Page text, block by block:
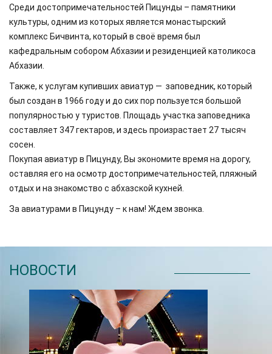
Среди достопримечательностей Пицунды – памятники
культуры, одним из которых является монастырский
комплекс Бичвинта, который в своё время был
кафедральным собором Абхазии и резиденцией католикоса
Абхазии.
Также, к услугам купивших авиатур — заповедник, который
был создан в 1966 году и до сих пор пользуется большой
популярностью у туристов. Площадь участка заповедника
составляет 347 гектаров, и здесь произрастает 27 тысяч
сосен.
Покупая авиатур в Пицунду, Вы экономите время на дорогу,
оставляя его на осмотр достопримечательностей, пляжный
отдых и на знакомство с абхазской кухней.
За авиатурами в Пицунду – к нам! Ждем звонка.
НОВОСТИ